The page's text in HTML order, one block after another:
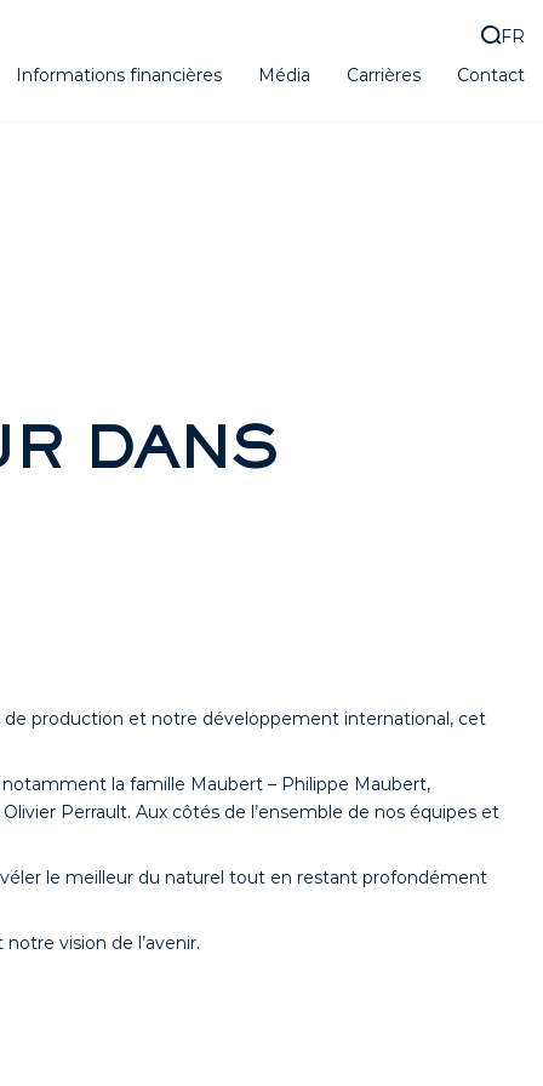
Informations financières Média Carrières Contact
FR
DANS
de production et notre développement international, cet
la famille Maubert – Philippe Maubert,
Perrault. Aux côtés de l’ensemble de nos équipes et
le meilleur du naturel tout en restant profondément
vision de l’avenir.